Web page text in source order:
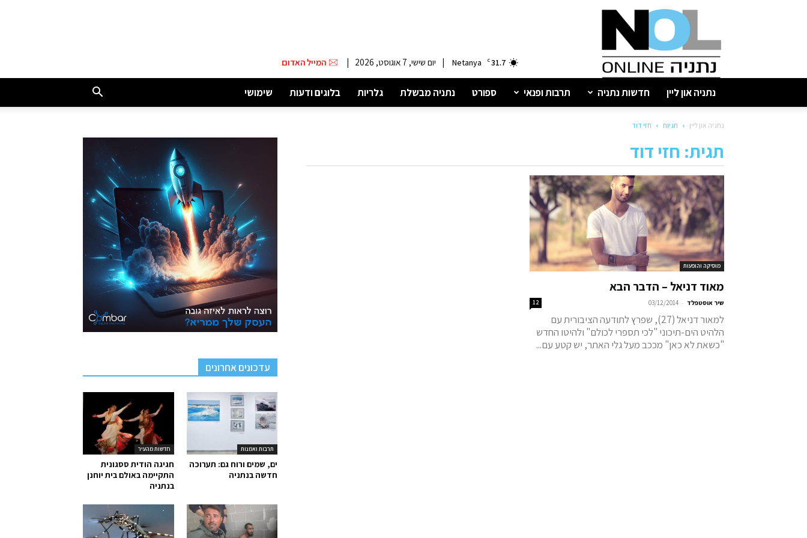
נתניה
31.7
C
Netanya
| יום שישי, 7 אוגוסט, 2026 | המייל האדום
נתניה און ליין חדשות נתניה תרבות ופנאי ספורט נתניה מבשלת גלריות בלוגים ודעות שימושי
נתניה און ליין תגיות חזי דוד
תגית: חזי דוד
מוסיקה והופעות
מאוד דניאל – הדבר הבא
שיר אוסטפלד -
03/12/2014
12
למאור דניאל (27), שפרץ לתודעה הציבורית עם
הלהיט הים-תיכוני "לכי תספרי לכולם" ולהיטו החדש
"כשאת לא כאן" מככב מעל גלי האתר, יש קטע עם...
עדכונים אחרונים
חדשות מהעיר
חגיגה הודית ססגונית
התקיימה באולם בית יוחנן
בנתניה
תרבות ואמנות
ים, שמים ורוח גם: תערוכה
חדשה בנתניה